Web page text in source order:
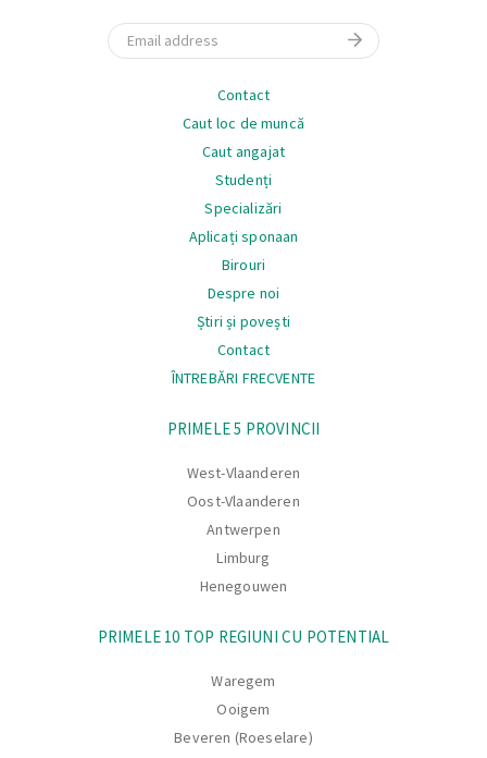
Email
Contact
Caut loc de muncă
Caut angajat
Studenți
Specializări
Aplicați sponaan
Birouri
Despre noi
Știri și povești
Contact
ÎNTREBĂRI FRECVENTE
PRIMELE 5 PROVINCII
West-Vlaanderen
Oost-Vlaanderen
Antwerpen
Limburg
Henegouwen
PRIMELE 10 TOP REGIUNI CU POTENTIAL
Waregem
Ooigem
Beveren (Roeselare)